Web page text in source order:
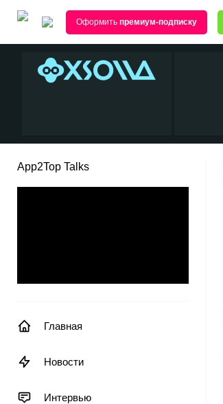
Оформить премиум-подписку
App2Top Talks
Главная
Новости
Интервью